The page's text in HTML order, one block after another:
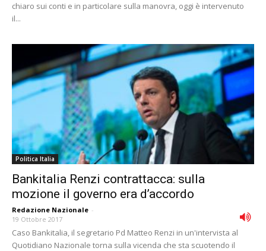
chiaro sui conti e in particolare sulla manovra, oggi è intervenuto
il...
Politica Italia
Bankitalia Renzi contrattacca: sulla
mozione il governo era d’accordo
Redazione Nazionale -
19 Ottobre 2017
Caso Bankitalia, il segretario Pd Matteo Renzi in un'intervista al
Quotidiano Nazionale torna sulla vicenda che sta scuotendo il